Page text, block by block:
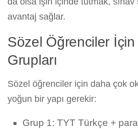
avantaj sağlar.
Sözel Öğrenciler
Grupları
Sözel öğrenciler için daha çok
yoğun bir yapı gerekir:
Grup 1: TYT Türkçe +